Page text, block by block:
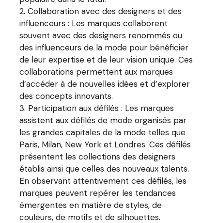
Collaboration avec des designers et des
influenceurs : Les marques collaborent
souvent avec des designers renommés ou
des influenceurs de la mode pour bénéficier
de leur expertise et de leur vision unique. Ces
collaborations permettent aux marques
d’accéder à de nouvelles idées et d’explorer
des concepts innovants.
Participation aux défilés : Les marques
assistent aux défilés de mode organisés par
les grandes capitales de la mode telles que
Paris, Milan, New York et Londres. Ces défilés
présentent les collections des designers
établis ainsi que celles des nouveaux talents.
En observant attentivement ces défilés, les
marques peuvent repérer les tendances
émergentes en matière de styles, de
couleurs, de motifs et de silhouettes.